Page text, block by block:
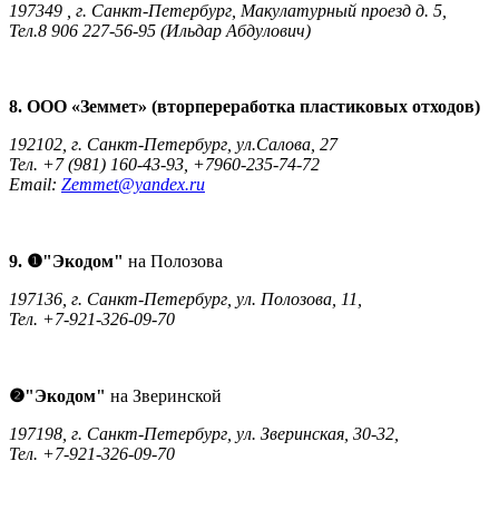
197349 , г. Санкт-Петербург, Макулатурный проезд д. 5,
Тел.8 906 227-56-95 (Ильдар Абдулович)
8. ООО «Земмет» (вторпереработка пластиковых отходов)
192102, г. Санкт-Петербург, ул.Салова, 27
Тел. +7 (981) 160-43-93, +7960-235-74-72
Email: Zemmet@yandex.ru
9. ❶"Экодом" на Полозова
197136, г. Санкт-Петербург, ул. Полозова, 11,
Тел. +7-921-326-09-70
❷"Экодом" на Зверинской
197198, г. Санкт-Петербург, ул. Зверинская, 30-32,
Тел. +7-921-326-09-70